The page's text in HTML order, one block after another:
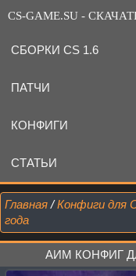
CS-GAME.SU -
СБОРКИ CS 1.6
ПАТЧИ
КОНФИГИ
СТАТЬИ
Главная/Конфиги для
года
АИМ КОНФИГ